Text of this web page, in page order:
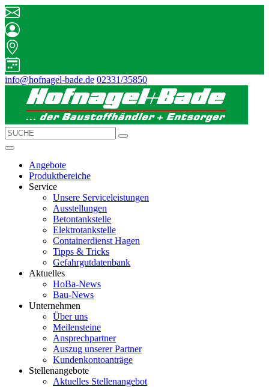
info@hofnagel-bade.de 02331/35850
Angebote
Produktbereiche
Service
Unsere Serviceleistungen
Ausstellungen
Betontankstelle
Elektrotankstelle
Containerdienst Hagen
Tipps & Tricks
Gefahrgutdatenbank
Aktuelles
HoBa-News
Bau-News
Unternehmen
Über uns
Meilensteine
Ansprechpartner
Auszug unserer Partner
Kundenkontoanträge
Stellenangebote
Aktuelles Stellenangebot